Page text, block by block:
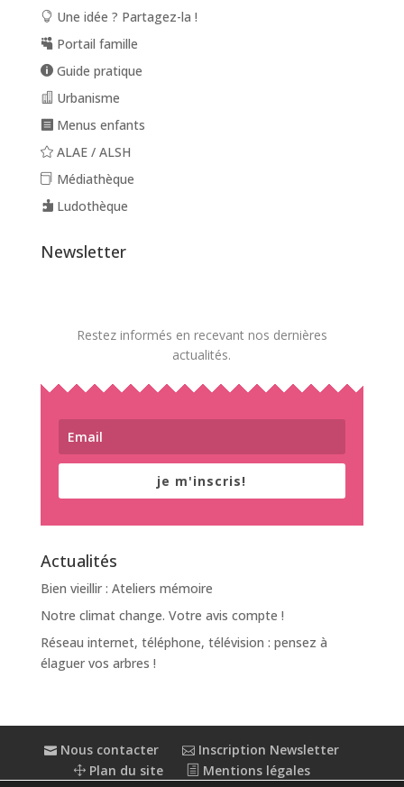
Une idée ? Partagez-la !
Portail famille
Guide pratique
Urbanisme
Menus enfants
ALAE / ALSH
Médiathèque
Ludothèque
Newsletter
Restez informés en recevant nos dernières
actualités.
je m'inscris!
Actualités
Bien vieillir : Ateliers mémoire
Notre climat change. Votre avis compte !
Réseau internet, téléphone, télévision : pensez à
élaguer vos arbres !
Nous contacter
Inscription Newsletter
Plan du site
Mentions légales